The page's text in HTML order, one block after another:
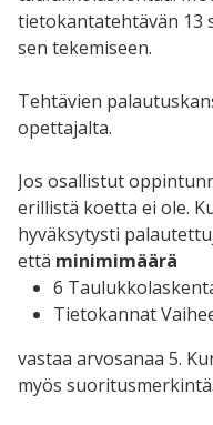
tietokantatehtävän 13
sen tekemiseen.
Tehtävien
opettajalta.
Jos osallistut
erillistä koetta ei ole.
hyväksytysti
että minimimäärä
6
Tietokannat
vastaa arvosanaa 5.
myös suoritusmerkintä.